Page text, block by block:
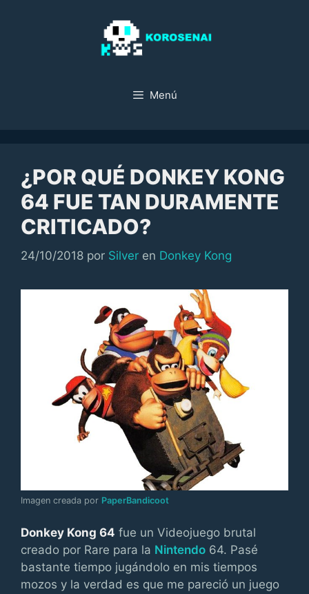
Menú
¿POR QUÉ DONKEY KONG
64 FUE TAN DURAMENTE
CRITICADO?
24/10/2018 por Silver en Categorías
Donkey Kong
Imagen creada por PaperBandicoot
Donkey Kong 64 fue un Videojuego brutal
creado por Rare para la Nintendo 64. Pasé
bastante tiempo jugándolo en mis tiempos
mozos y la verdad es que me pareció un juego